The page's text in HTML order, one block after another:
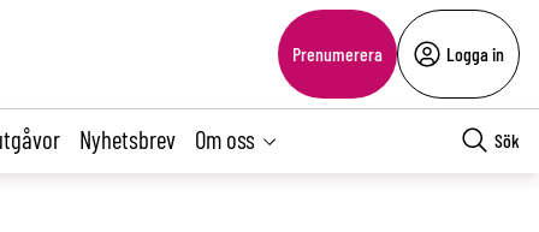
Prenumerera Logga in
Nyhetsbrev Om oss Sök